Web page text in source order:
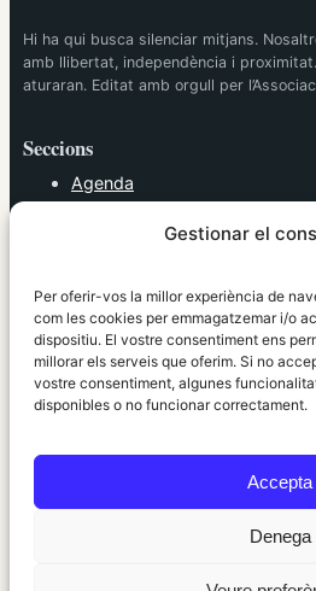
Gestionar el
Per oferir-vos la millor experiència de
com les cookies per emmagatzemar i/o
dispositiu. El vostre consentiment ens
millorar els serveis que oferim. Si no
vostre consentiment, algunes
disponibles o no funcionar correctament.
Accepta
Denega
Hi ha qui busca silenciar mitjans.
amb llibertat, independència i
aturaran. Editat amb orgull per
Seccions
Agenda
Política
Societat
Tendències
elRidaura.com